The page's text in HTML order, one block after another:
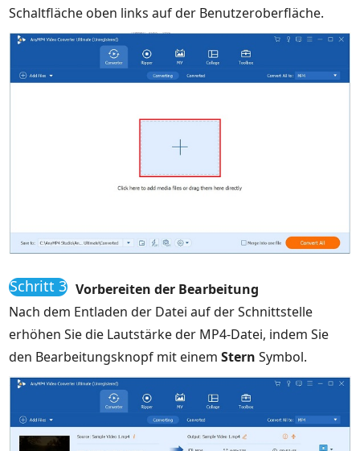
Schaltfläche oben links auf der Benutzeroberfläche.
Schritt 3 Vorbereiten der Bearbeitung
Nach dem Entladen der Datei auf der Schnittstelle
erhöhen Sie die Lautstärke der MP4-Datei, indem Sie
den Bearbeitungsknopf mit einemStern Symbol.